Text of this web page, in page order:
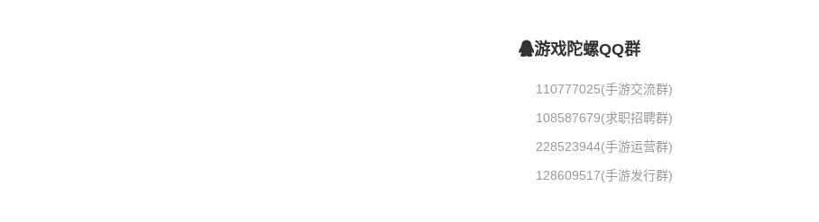
游戏陀螺QQ群
110777025(手游交流群)
108587679(求职招聘群)
228523944(手游运营群)
128609517(手游发行群)